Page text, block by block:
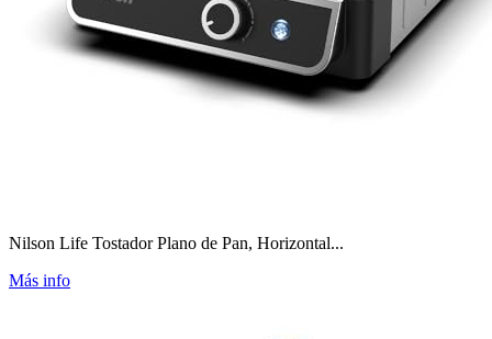
Nilson Life Tostador Plano de Pan, Horizontal...
Más info